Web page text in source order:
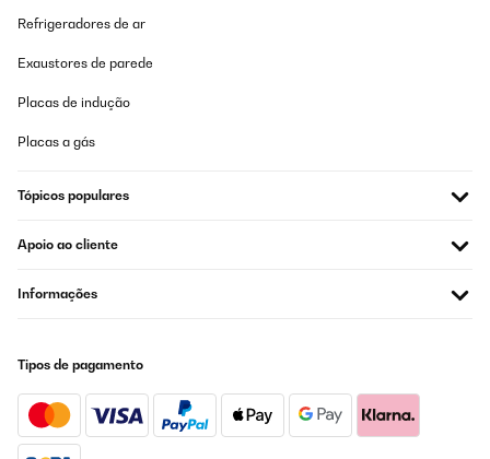
Refrigeradores de ar
Exaustores de parede
Placas de indução
Placas a gás
Tópicos populares
Apoio ao cliente
Informações
Tipos de pagamento